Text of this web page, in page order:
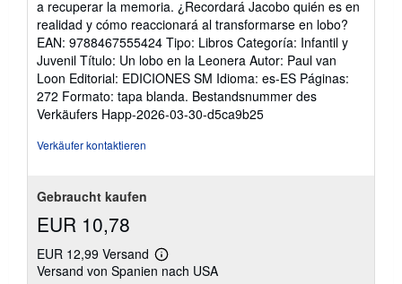
a recuperar la memoria. ¿Recordará Jacobo quién es en
realidad y cómo reaccionará al transformarse en lobo?
EAN: 9788467555424 Tipo: Libros Categoría: Infantil y
Juvenil Título: Un lobo en la Leonera Autor: Paul van
Loon Editorial: EDICIONES SM Idioma: es-ES Páginas:
272 Formato: tapa blanda. Bestandsnummer des
Verkäufers Happ-2026-03-30-d5ca9b25
Verkäufer kontaktieren
Gebraucht kaufen
EUR 10,78
EUR 12,99 Versand
Weitere
Informationen
Versand von Spanien nach USA